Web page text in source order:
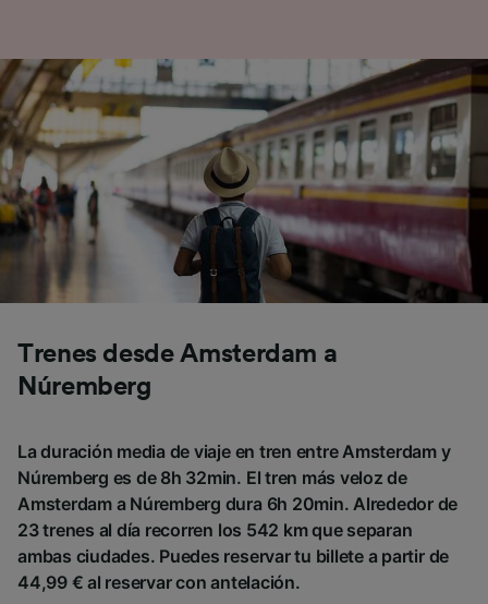
Trenes desde Amsterdam a
Núremberg
La duración media de viaje en tren entre Amsterdam y
Núremberg es de 8h 32min. El tren más veloz de
Amsterdam a Núremberg dura 6h 20min. Alrededor de
23 trenes al día recorren los 542 km que separan
ambas ciudades. Puedes reservar tu billete a partir de
44,99 € al reservar con antelación.